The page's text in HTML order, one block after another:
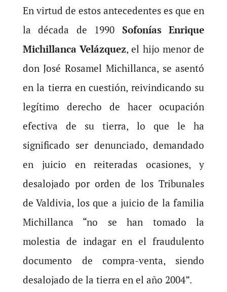
En virtud de estos antecedentes es que en
la década de 1990 Sofonías Enrique
Michillanca Velázquez, el hijo menor de
don José Rosamel Michillanca, se asentó
en la tierra en cuestión, reivindicando su
legítimo derecho de hacer ocupación
efectiva de su tierra, lo que le ha
significado ser denunciado, demandado
en juicio en reiteradas ocasiones, y
desalojado por orden de los Tribunales
de Valdivia, los que a juicio de la familia
Michillanca “no se han tomado la
molestia de indagar en el fraudulento
documento de compra-venta, siendo
desalojado de la tierra en el año 2004”.